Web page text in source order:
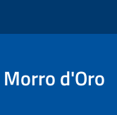
d'Oro